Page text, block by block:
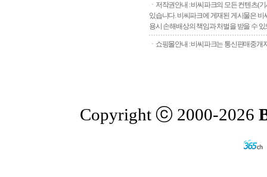
ㆍ저작권안내 : 비씨파크의 모든 컨텐츠(
있습니다. 비씨파크에 게재된 게시물은
용시 손해배상의 책임과 처벌을 받을 수
ㆍ쇼핑몰안내 : 비씨파크는 통신판매중개
Copyright ⓒ 2000-2026